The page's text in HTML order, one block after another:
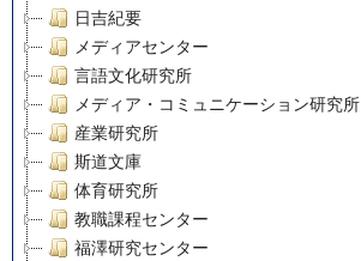
日吉紀要
メディアセンター
言語文化研究所
メディア・コミュニケーション研究所
産業研究所
斯道文庫
体育研究所
教職課程センター
福澤研究センター